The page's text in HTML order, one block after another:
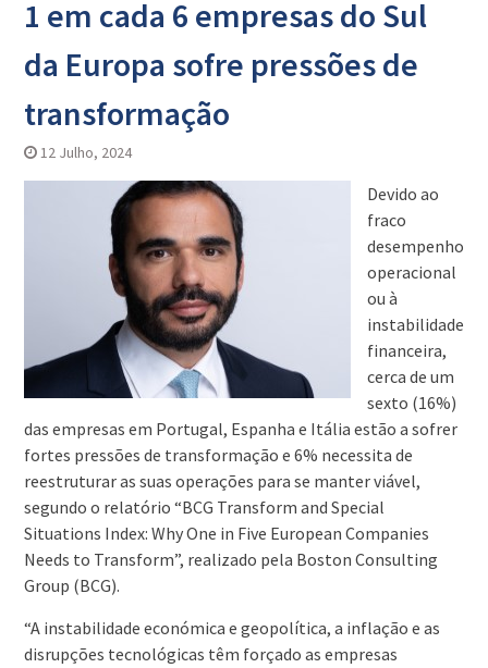
1 em cada 6 empresas do Sul
da Europa sofre pressões de
transformação
12 Julho, 2024
Devido ao
fraco
desempenho
operacional
ou à
instabilidade
financeira,
cerca de um
sexto (16%)
das empresas em Portugal, Espanha e Itália estão a sofrer
fortes pressões de transformação e 6% necessita de
reestruturar as suas operações para se manter viável,
segundo o relatório “BCG Transform and Special
Situations Index: Why One in Five European Companies
Needs to Transform”, realizado pela Boston Consulting
Group (BCG).
“A instabilidade económica e geopolítica, a inflação e as
disrupções tecnológicas têm forçado as empresas